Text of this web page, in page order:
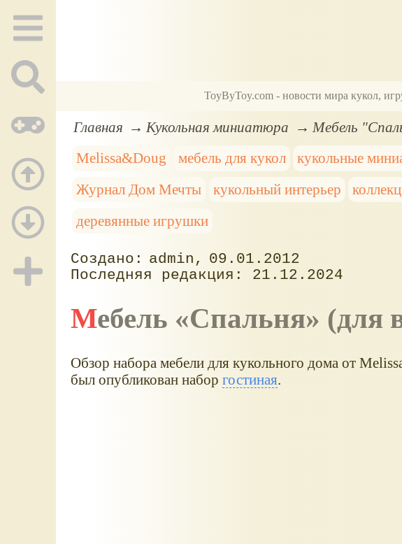
ToyByToy.com - новости мира кукол,
Главная Кукольная миниатюра
Мебель
Melissa&Doug
мебель для кукол кукольные
Журнал Дом Мечты
кукольный интерьер
деревянные игрушки
admin
09.01.2012
21.12.2024
Мебель Спальня (для
Обзор набора мебели для кукольного дома от
был опубликован набор гостиная.